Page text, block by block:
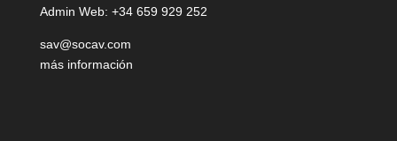
Admin Web: +34 659 929 252
sav@socav.com
más información